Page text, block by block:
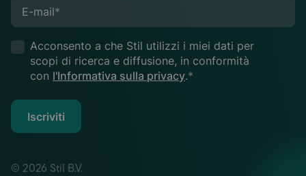
E-mail*
Acconsento a che Stil utilizzi i miei dati per
scopi di ricerca e diffusione, in conformità
con l'Informativa sulla privacy.*
Iscriviti
© 2026 Stil B.V.